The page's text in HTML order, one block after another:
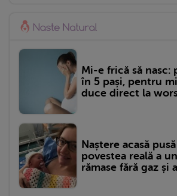
Mi-e frică să nasc:
în 5 pași, pentru
duce direct la
Naștere acasă
povestea reală a
rămase fără gaz și